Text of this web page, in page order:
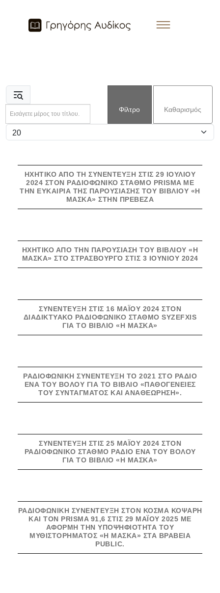
Εισάγετε μέρος του τίτλου.
Φίλτρο Καθαρισμός
Εμφάνιση #
ΗΧΗΤΙΚΌ ΑΠΌ ΤΗ ΣΥΝΈΝΤΕΥΞΗ ΣΤΙΣ 29 ΙΟΥΛΊΟΥ
2024 ΣΤΟΝ ΡΑΔΙΟΦΩΝΙΚΌ ΣΤΑΘΜΌ PRISMA ΜΕ
ΤΗΝ ΕΥΚΑΙΡΊΑ ΤΗΣ ΠΑΡΟΥΣΊΑΣΗΣ ΤΟΥ ΒΙΒΛΊΟΥ «Η
ΜΆΣΚΑ» ΣΤΗΝ ΠΡΈΒΕΖΑ
ΗΧΗΤΙΚΌ ΑΠΌ ΤΗΝ ΠΑΡΟΥΣΊΑΣΗ ΤΟΥ ΒΙΒΛΊΟΥ «Η
ΜΆΣΚΑ» ΣΤΟ ΣΤΡΑΣΒΟΎΡΓΟ ΣΤΙΣ 3 ΙΟΥΝΊΟΥ 2024
ΣΥΝΈΝΤΕΥΞΗ ΣΤΙΣ 16 ΜΆΪΟΥ 2024 ΣΤΟΝ
ΔΙΑΔΙΚΤΥΑΚΌ ΡΑΔΙΟΦΩΝΙΚΌ ΣΤΑΘΜΌ SYZEFXIS
ΓΙΑ ΤΟ ΒΙΒΛΊΟ «Η ΜΆΣΚΑ»
ΡΑΔΙΟΦΩΝΙΚΉ ΣΥΝΈΝΤΕΥΞΗ ΤΟ 2021 ΣΤΟ ΡΆΔΙΟ
ΈΝΑ ΤΟΥ ΒΌΛΟΥ ΓΙΑ ΤΟ ΒΙΒΛΊΟ «ΠΑΘΟΓΈΝΕΙΕΣ
ΤΟΥ ΣΥΝΤΆΓΜΑΤΟΣ ΚΑΙ ΑΝΑΘΕΏΡΗΣΗ».
ΣΥΝΈΝΤΕΥΞΗ ΣΤΙΣ 25 ΜΆΪΟΥ 2024 ΣΤΟΝ
ΡΑΔΙΟΦΩΝΙΚΌ ΣΤΑΘΜΌ ΡΆΔΙΟ ΈΝΑ ΤΟΥ ΒΌΛΟΥ
ΓΙΑ ΤΟ ΒΙΒΛΊΟ «Η ΜΆΣΚΑ»
ΡΑΔΙΟΦΩΝΙΚΉ ΣΥΝΈΝΤΕΥΞΗ ΣΤΟΝ ΚΟΣΜΆ ΚΟΨΆΡΗ
ΚΑΙ ΤΟΝ PRISMA 91,6 ΣΤΙΣ 29 ΜΑΪ́ΟΥ 2025 ΜΕ
ΑΦΟΡΜΉ ΤΗΝ ΥΠΟΨΗΦΙΌΤΗΤΑ ΤΟΥ
ΜΥΘΙΣΤΟΡΉΜΑΤΟΣ «Η ΜΆΣΚΑ» ΣΤΑ ΒΡΑΒΕΊΑ
PUBLIC.